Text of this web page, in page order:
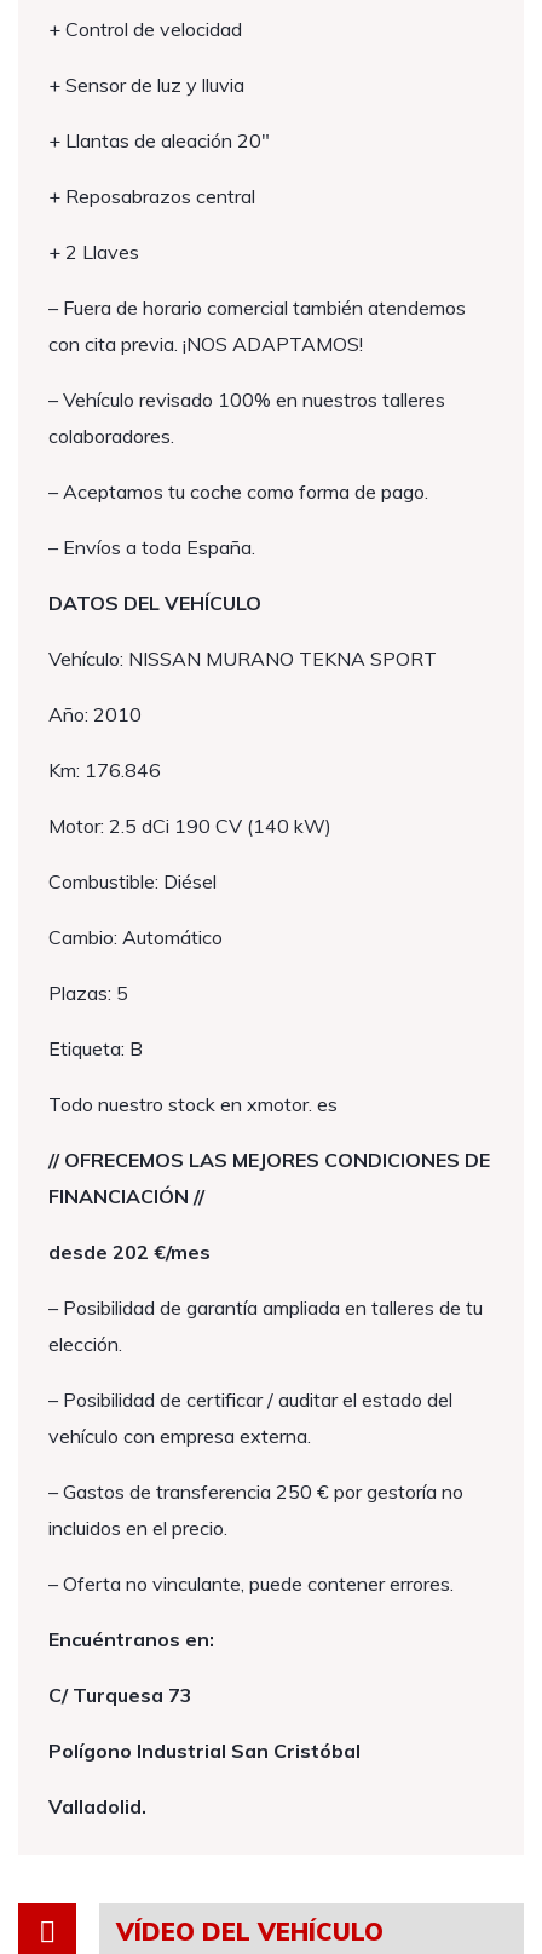
+ Control de velocidad
+ Sensor de luz y lluvia
+ Llantas de aleación 20″
+ Reposabrazos central
+ 2 Llaves
– Fuera de horario comercial también atendemos
con cita previa. ¡NOS ADAPTAMOS!
– Vehículo revisado 100% en nuestros talleres
colaboradores.
– Aceptamos tu coche como forma de pago.
– Envíos a toda España.
DATOS DEL VEHÍCULO
Vehículo: NISSAN MURANO TEKNA SPORT
Año: 2010
Km: 176.846
Motor: 2.5 dCi 190 CV (140 kW)
Combustible: Diésel
Cambio: Automático
Plazas: 5
Etiqueta: B
Todo nuestro stock en xmotor. es
// OFRECEMOS LAS MEJORES CONDICIONES DE
FINANCIACIÓN //
desde 202 €/mes
– Posibilidad de garantía ampliada en talleres de tu
elección.
– Posibilidad de certificar / auditar el estado del
vehículo con empresa externa.
– Gastos de transferencia 250 € por gestoría no
incluidos en el precio.
– Oferta no vinculante, puede contener errores.
Encuéntranos en:
C/ Turquesa 73
Polígono Industrial San Cristóbal
Valladolid.
VÍDEO DEL VEHÍCULO